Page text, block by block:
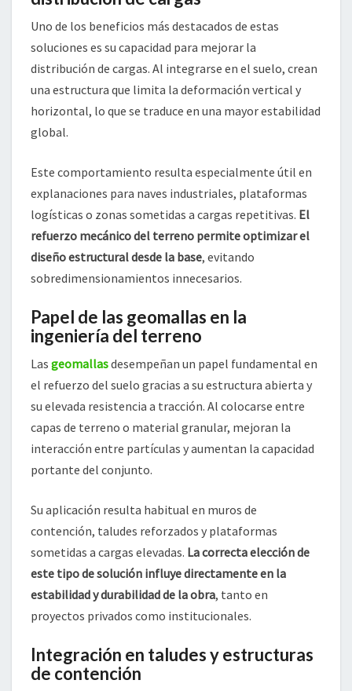
Uno de los beneficios más destacados de estas
soluciones es su capacidad para mejorar la
distribución de cargas. Al integrarse en el suelo, crean
una estructura que limita la deformación vertical y
horizontal, lo que se traduce en una mayor estabilidad
global.
Este comportamiento resulta especialmente útil en
explanaciones para naves industriales, plataformas
logísticas o zonas sometidas a cargas repetitivas. El
refuerzo mecánico del terreno permite optimizar el
diseño estructural desde la base, evitando
sobredimensionamientos innecesarios.
Papel de las geomallas en la
ingeniería del terreno
Las geomallasdesempeñan un papel fundamental en
el refuerzo del suelo gracias a su estructura abierta y
su elevada resistencia a tracción. Al colocarse entre
capas de terreno o material granular, mejoran la
interacción entre partículas y aumentan la capacidad
portante del conjunto.
Su aplicación resulta habitual en muros de
contención, taludes reforzados y plataformas
sometidas a cargas elevadas. La correcta elección de
este tipo de solución influye directamente en la
estabilidad y durabilidad de la obra, tanto en
proyectos privados como institucionales.
Integración en taludes y estructuras
de contención